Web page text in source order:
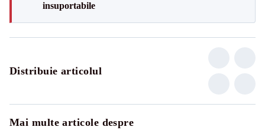
insuportabile
Distribuie articolul
Mai multe articole despre